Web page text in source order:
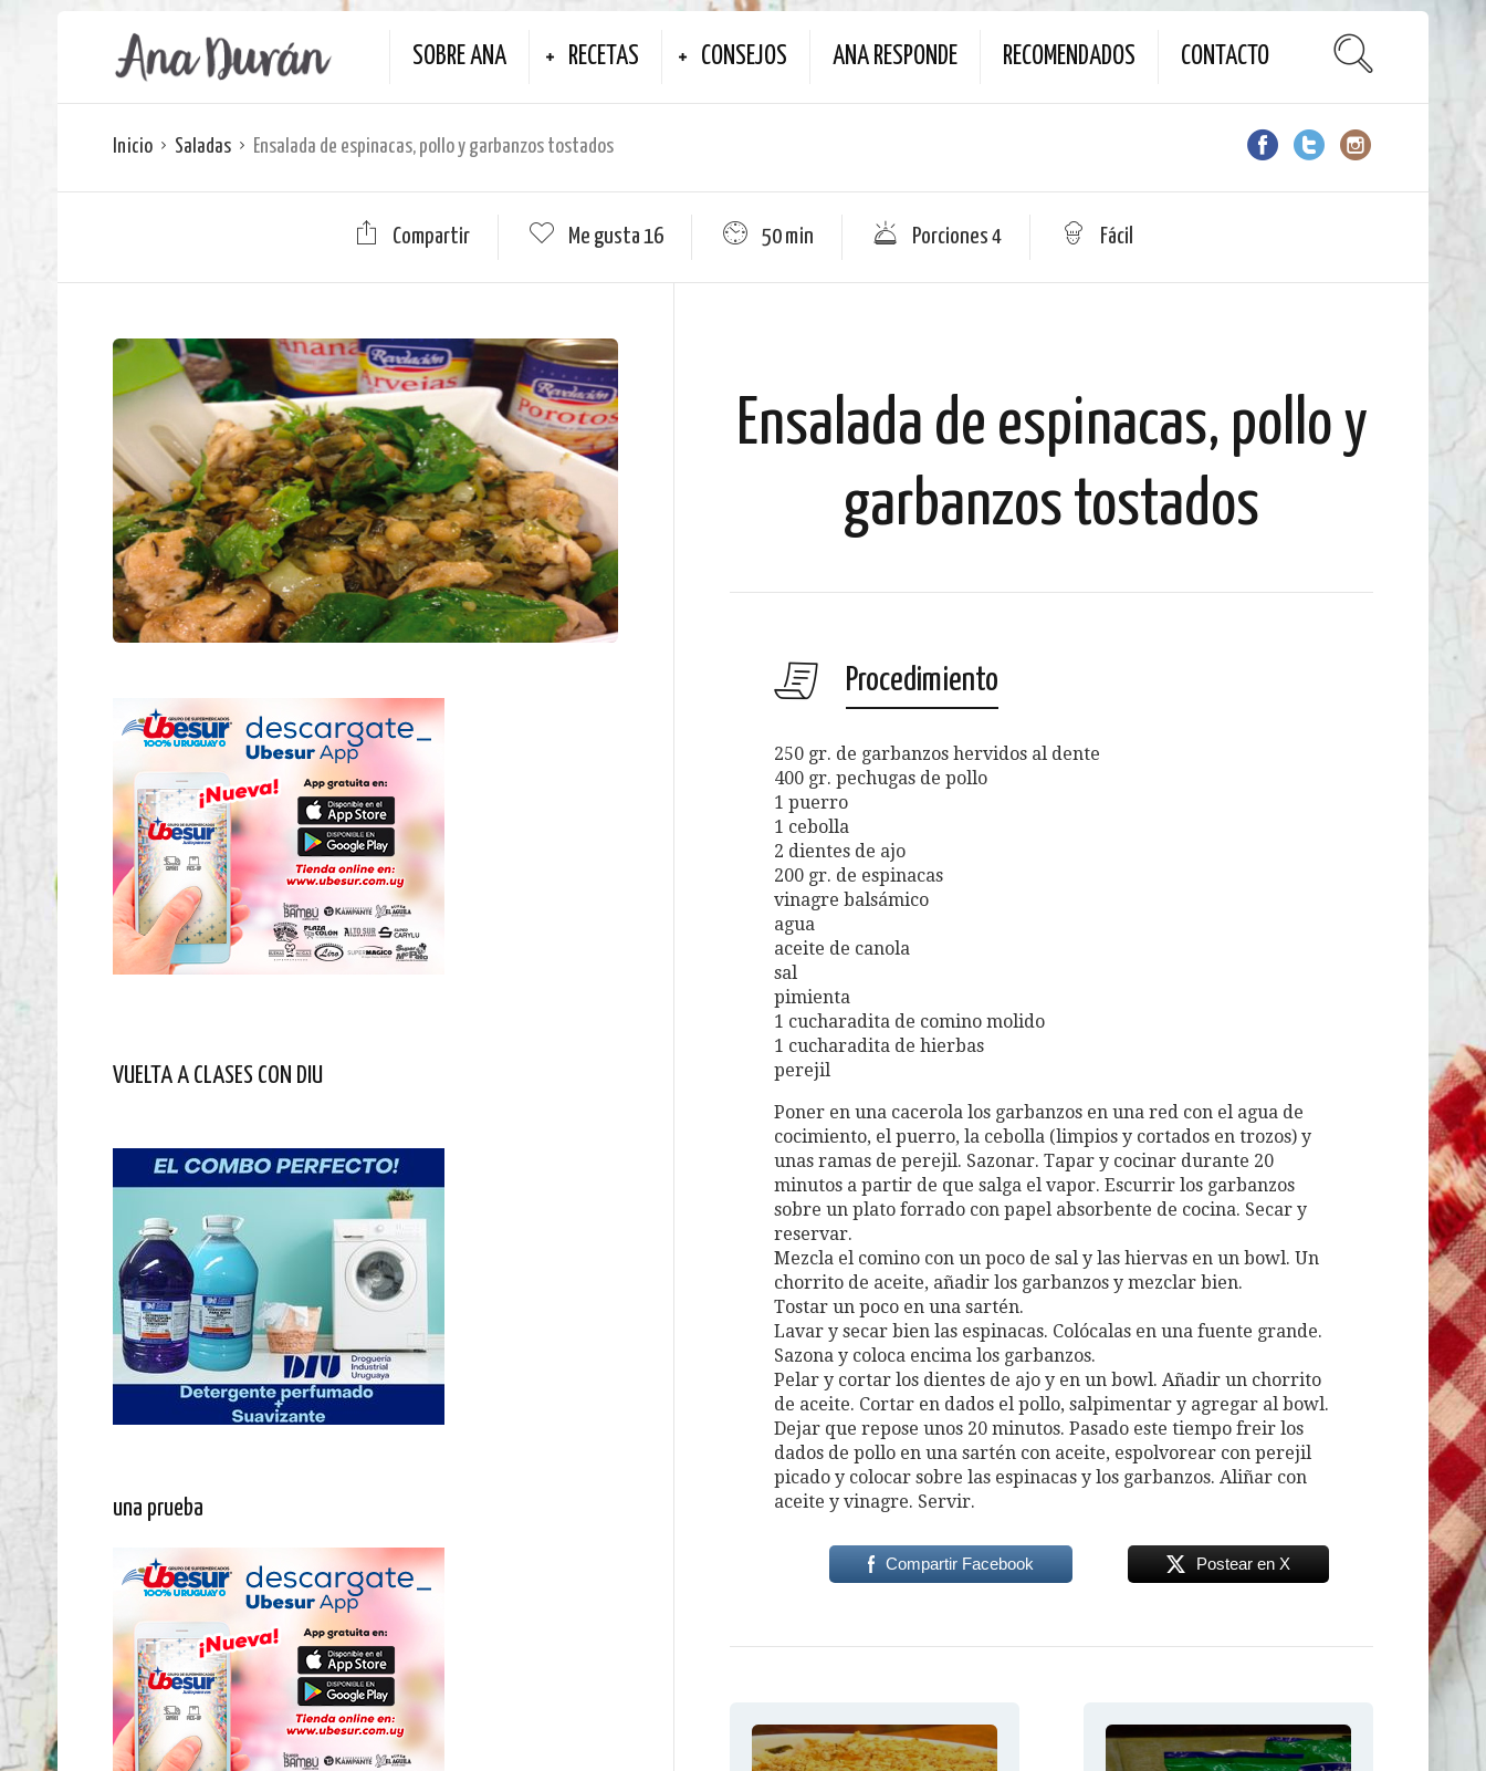
SOBRE ANA RECETAS CONSEJOS ANA RESPONDE RECOMENDADOS CONTACTO
Inicio Saladas Ensalada de espinacas, pollo y garbanzos tostados
Compartir Me gusta 16 50 min Porciones 4 Fácil
VUELTA A CLASES CON DIU
una prueba
Ensalada de espinacas, pollo y
garbanzos tostados
Procedimiento
250 gr. de garbanzos hervidos al dente
400 gr. pechugas de pollo
1 puerro
1 cebolla
2 dientes de ajo
200 gr. de espinacas
vinagre balsámico
agua
aceite de canola
sal
pimienta
1 cucharadita de comino molido
1 cucharadita de hierbas
perejil
Poner en una cacerola los garbanzos en una red con el agua de
cocimiento, el puerro, la cebolla (limpios y cortados en trozos) y
unas ramas de perejil. Sazonar. Tapar y cocinar durante 20
minutos a partir de que salga el vapor. Escurrir los garbanzos
sobre un plato forrado con papel absorbente de cocina. Secar y
reservar.
Mezcla el comino con un poco de sal y las hiervas en un bowl. Un
chorrito de aceite, añadir los garbanzos y mezclar bien.
Tostar un poco en una sartén.
Lavar y secar bien las espinacas. Colócalas en una fuente grande.
Sazona y coloca encima los garbanzos.
Pelar y cortar los dientes de ajo y en un bowl. Añadir un chorrito
de aceite. Cortar en dados el pollo, salpimentar y agregar al bowl.
Dejar que repose unos 20 minutos. Pasado este tiempo freir los
dados de pollo en una sartén con aceite, espolvorear con perejil
picado y colocar sobre las espinacas y los garbanzos. Aliñar con
aceite y vinagre. Servir.
Compartir Facebook Postear en X